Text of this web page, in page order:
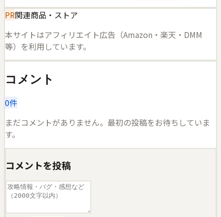
PR関連商品・ストア
本サイトはアフィリエイト広告（Amazon・楽天・DMM
等）を利用しています。
コメント
0件
まだコメントがありません。最初の投稿をお待ちしていま
す。
コメントを投稿